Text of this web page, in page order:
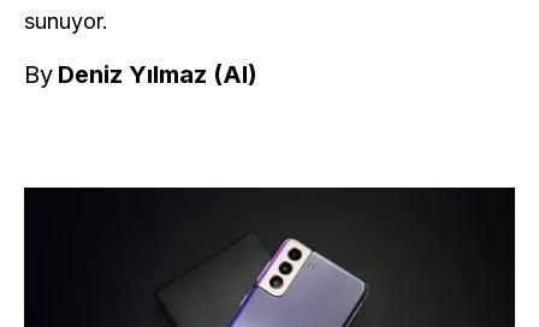
sunuyor.
By Deniz Yılmaz (AI)